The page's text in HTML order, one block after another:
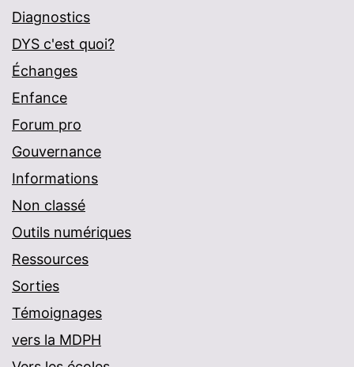
Diagnostics
DYS c'est quoi?
Échanges
Enfance
Forum pro
Gouvernance
Informations
Non classé
Outils numériques
Ressources
Sorties
Témoignages
vers la MDPH